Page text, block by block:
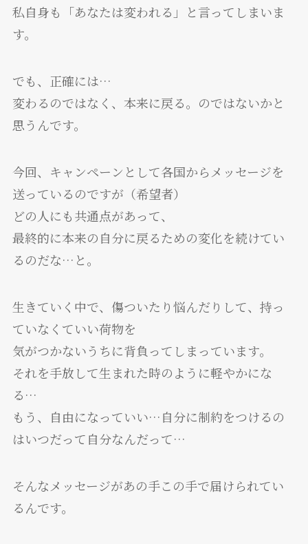
私自身も「あなたは変われる」と言ってしまいま
す。
でも、正確には…
変わるのではなく、本来に戻る。のではないかと
思うんです。
今回、キャンペーンとして各国からメッセージを
送っているのですが（希望者）
どの人にも共通点があって、
最終的に本来の自分に戻るための変化を続けてい
るのだな…と。
生きていく中で、傷ついたり悩んだりして、持っ
ていなくていい荷物を
気がつかないうちに背負ってしまっています。
それを手放して生まれた時のように軽やかにな
る…
もう、自由になっていい…自分に制約をつけるの
はいつだって自分なんだって…
そんなメッセージがあの手この手で届けられてい
るんです。